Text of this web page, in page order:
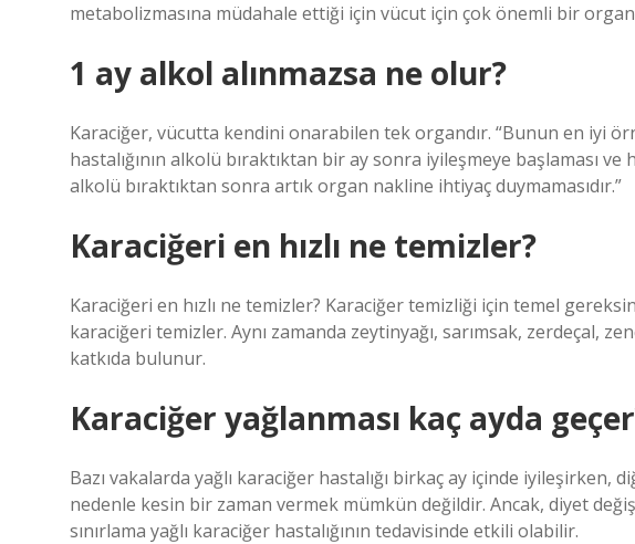
metabolizmasına müdahale ettiği için vücut için çok önemli bir
1 ay alkol alınmazsa ne olur?
Karaciğer, vücutta kendini onarabilen tek organdır. “Bunun en iyi
hastalığının alkolü bıraktıktan bir ay sonra iyileşmeye başlaması
alkolü bıraktıktan sonra artık organ nakline ihtiyaç duymamasıdır.”
Karaciğeri en hızlı ne temizler?
Karaciğeri en hızlı ne temizler? Karaciğer temizliği için temel
karaciğeri temizler. Aynı zamanda zeytinyağı, sarımsak, zerdeçal,
katkıda bulunur.
Karaciğer yağlanması kaç ayda
Bazı vakalarda yağlı karaciğer hastalığı birkaç ay içinde
nedenle kesin bir zaman vermek mümkün değildir. Ancak, diyet
sınırlama yağlı karaciğer hastalığının tedavisinde etkili olabilir.